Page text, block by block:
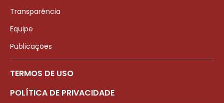
Transparência
Equipe
Publicações
TERMOS DE USO
POLÍTICA DE PRIVACIDADE